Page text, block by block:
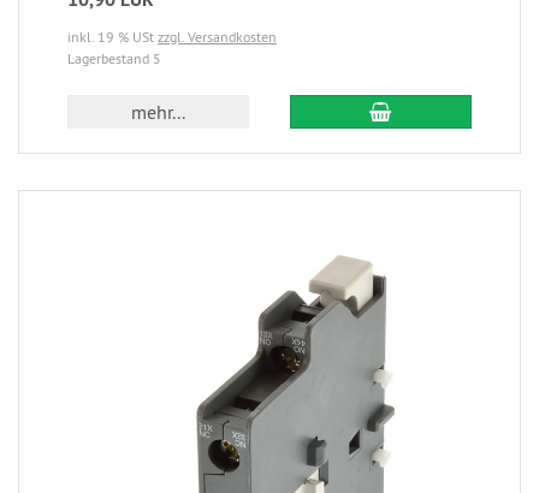
inkl. 19 % USt zzgl. Versandkosten
Lagerbestand 5
mehr...